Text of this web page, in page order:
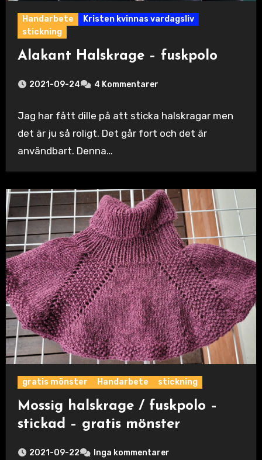
Handarbete
Kristen kvinnas vardagsliv
stickning
Alakant Halskrage – fuskpolo
2021-09-24 4 Kommentarer
Jag har fått dille på att sticka halskragar men
det är ju så roligt. Det går fort och det är
användbart. Denna…
gratis mönster Handarbete stickning
Mossig halskrage / fuskpolo –
stickad – gratis mönster
2021-09-22 Inga kommentarer